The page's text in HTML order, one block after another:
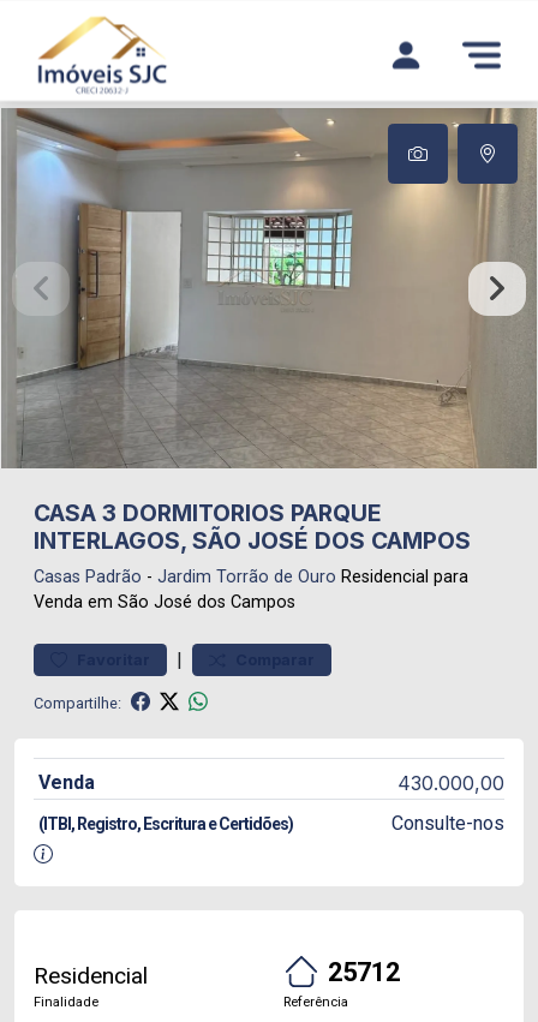
CASA 3 DORMITORIOS PARQUE
INTERLAGOS, SÃO JOSÉ DOS CAMPOS
Casas Padrão - Jardim Torrão de Ouro Residencial para
Venda em São José dos Campos
|
Compartilhe:
Venda 430.000,00
(ITBI, Registro, Escritura e Certidões) Consulte-nos
Residencial
Finalidade
25712
Referência